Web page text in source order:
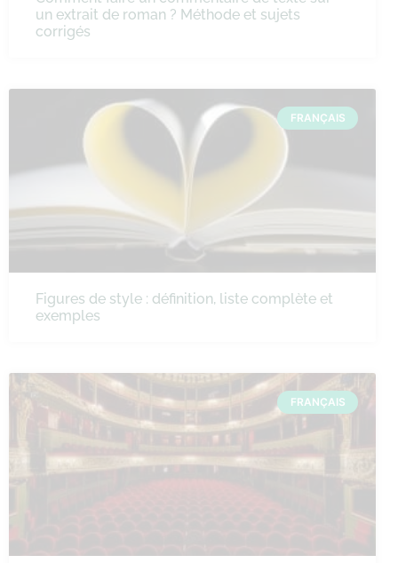
un extrait de roman ? Méthode et sujets
corrigés
FRANÇAIS
Figures de style : définition, liste complète et
exemples
FRANÇAIS